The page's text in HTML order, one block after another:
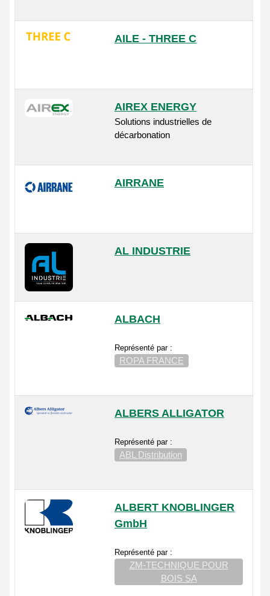
AILE - THREE C
AIREX ENERGY
Solutions industrielles de
décarbonation
AIRRANE
AL INDUSTRIE
ALBACH
Représenté par :
ROPA FRANCE
ALBERS ALLIGATOR
Représenté par :
ABL Distribution
ALBERT KNOBLINGER
GmbH
Représenté par :
ZM-TECHNIQUE POUR
BOIS SA